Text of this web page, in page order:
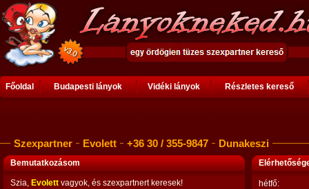
Főoldal Budapesti lányok Vidéki lányok Részletes kereső
Szexpartner Evolett +36 30 / 355-9847 Dunakeszi
Bemutatkozásom
Szia, Evolett vagyok, és szexpartnert keresek!
hétfő: